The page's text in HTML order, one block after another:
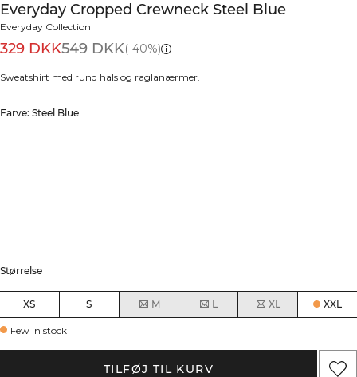
Everyday Cropped Crewneck Steel Blue
Everyday Collection
329 DKK549 DKK(-40%)
Sweatshirt med rund hals og raglanærmer.
Farve: Steel Blue
Størrelse
XS S M L XL XXL
Few in stock
TILFØJ TIL KURV